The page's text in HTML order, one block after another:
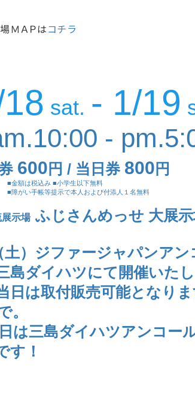
ＭＡＰはコチラ
sat. - 1/19
-
600 円 / 当日券 800 円
■金額は税込み ■小学生以下無料
■障がい手帳等提示で本人および付添人１名無料
展示場 ふじさんめっせ 大展
土）ジファージャパンアン
島ダイハツにて開催いた
日は取付販売可能となり
。
は三島ダイハツアンコー
す！